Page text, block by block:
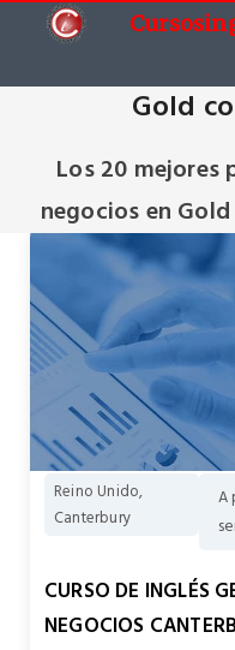
Gold
Los 20 mejores
negocios en
Reino Unido,
Canterbury
A
CURSO DE INGLÉS
NEGOCIOS